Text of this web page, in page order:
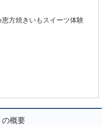
方焼きいもスイーツ体験
の概要